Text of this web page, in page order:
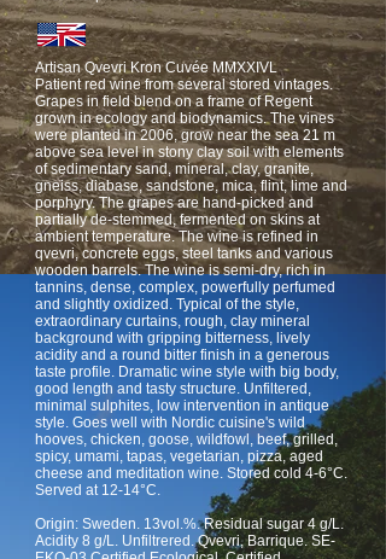
Artisan Qvevri Kron Cuvée MMXXIVL
Patient red wine from several stored vintages.
Grapes in field blend on a frame of Regent
grown in ecology and biodynamics. The vines
were planted in 2006, grow near the sea 21 m
above sea level in stony clay soil with elements
of sedimentary sand, mineral, clay, granite,
gneiss, diabase, sandstone, mica, flint, lime and
porphyry. The grapes are hand-picked and
partially de-stemmed, fermented on skins at
ambient temperature. The wine is refined in
qvevri, concrete eggs, steel tanks and various
wooden barrels. The wine is semi-dry, rich in
tannins, dense, complex, powerfully perfumed
and slightly oxidized. Typical of the style,
extraordinary curtains, rough, clay mineral
background with gripping bitterness, lively
acidity and a round bitter finish in a generous
taste profile. Dramatic wine style with big body,
good length and tasty structure. Unfiltered,
minimal sulphites, low intervention in antique
style. Goes well with Nordic cuisine's wild
hooves, chicken, goose, wildfowl, beef, grilled,
spicy, umami, tapas, vegetarian, pizza, aged
cheese and meditation wine. Stored cold 4-6°C.
Served at 12-14°C.
Origin: Sweden. 13vol.%. Residual sugar 4 g/L.
Acidity 8 g/L. Unfiltrered. Qvevri, Barrique. SE-